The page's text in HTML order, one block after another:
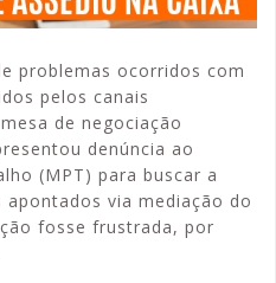
problemas ocorridos com
pelos canais
de negociação
denúncia ao
(MPT) para buscar a
via mediação do
fosse frustrada, por